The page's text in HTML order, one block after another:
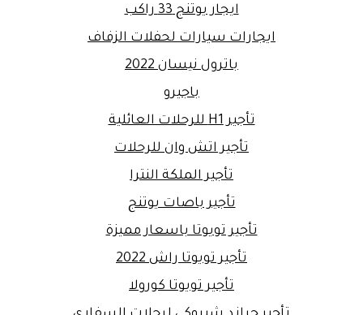
ايجار يوتنج 33 راكب
ايجارات سيارات لحفلات الزفاف
باترول نيسان 2022
باجيرو
تأجير H1 للرحلات العائلية
تأجير اتش وان للرحلات
تأجير الملكة النترا
تأجير باصات يوتنج
تأجير تويوتا باسعار مميزة
تأجير تويوتا راش 2022
تأجير تويوتا كورولا